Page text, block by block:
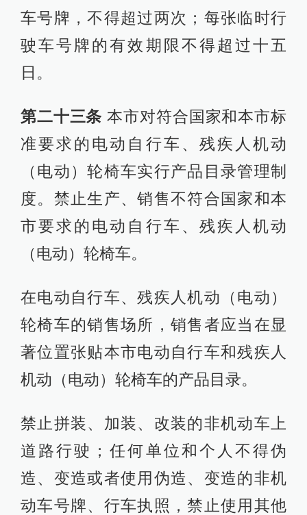
车号牌，不得超过两次；每张临时行
驶车号牌的有效期限不得超过十五
日。
第二十三条 本市对符合国家和本市标
准要求的电动自行车、残疾人机动
（电动）轮椅车实行产品目录管理制
度。禁止生产、销售不符合国家和本
市要求的电动自行车、残疾人机动
（电动）轮椅车。
在电动自行车、残疾人机动（电动）
轮椅车的销售场所，销售者应当在显
著位置张贴本市电动自行车和残疾人
机动（电动）轮椅车的产品目录。
禁止拼装、加装、改装的非机动车上
道路行驶；任何单位和个人不得伪
造、变造或者使用伪造、变造的非机
动车号牌、行车执照，禁止使用其他